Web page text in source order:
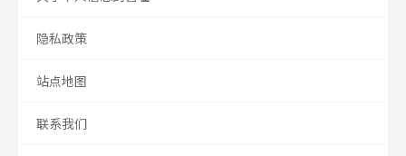
隐私政策
站点地图
联系我们